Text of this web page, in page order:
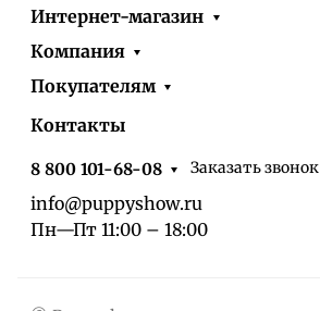
Интернет-магазин
Компания
Покупателям
Контакты
8 800 101-68-08 Заказать звонок
info@puppyshow.ru
Пн—Пт 11:00 – 18:00